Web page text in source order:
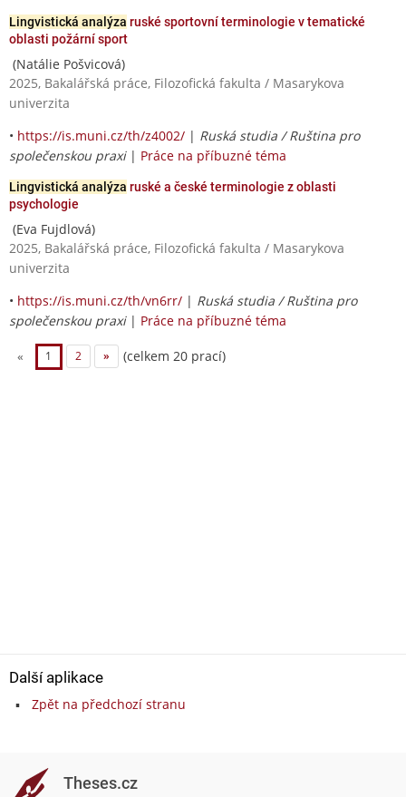
Lingvistická analýza ruské sportovní terminologie v tematické
oblasti požární sport
(Natálie Pošvicová)
2025, Bakalářská práce, Filozofická fakulta / Masarykova
univerzita
• https://is.muni.cz/th/z4002/ | Ruská studia / Ruština pro
společenskou praxi| Práce na příbuzné téma
Lingvistická analýza ruské a české terminologie z oblasti
psychologie
(Eva Fujdlová)
2025, Bakalářská práce, Filozofická fakulta / Masarykova
univerzita
• https://is.muni.cz/th/vn6rr/ | Ruská studia / Ruština pro
společenskou praxi| Práce na příbuzné téma
« 1 2 » (celkem 20 prací)
Další aplikace
Zpět na předchozí stranu
Theses.cz